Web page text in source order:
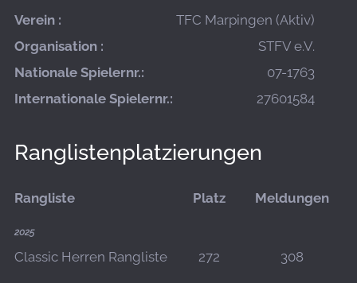
Verein :
TFC Marpingen (Aktiv)
Organisation :
STFV e.V.
Nationale Spielernr.:
07-1763
Internationale Spielernr.:
27601584
Ranglistenplatzierungen
Rangliste Platz Meldungen
2025
Classic Herren Rangliste 272 308